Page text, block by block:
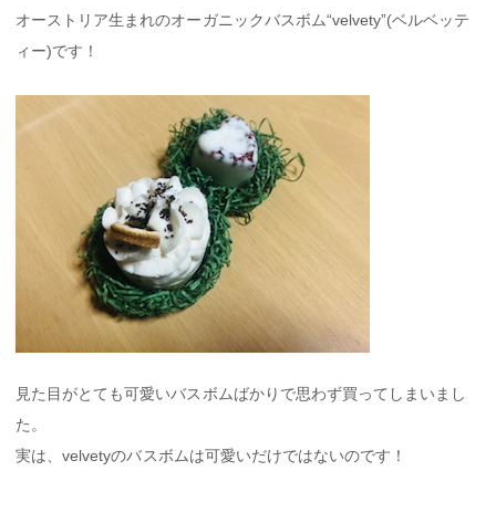
オーストリア生まれのオーガニックバスボム“velvety”(ベルベッテ
ィー)です！
見た目がとても可愛いバスボムばかりで思わず買ってしまいまし
た。
実は、velvetyのバスボムは可愛いだけではないのです！